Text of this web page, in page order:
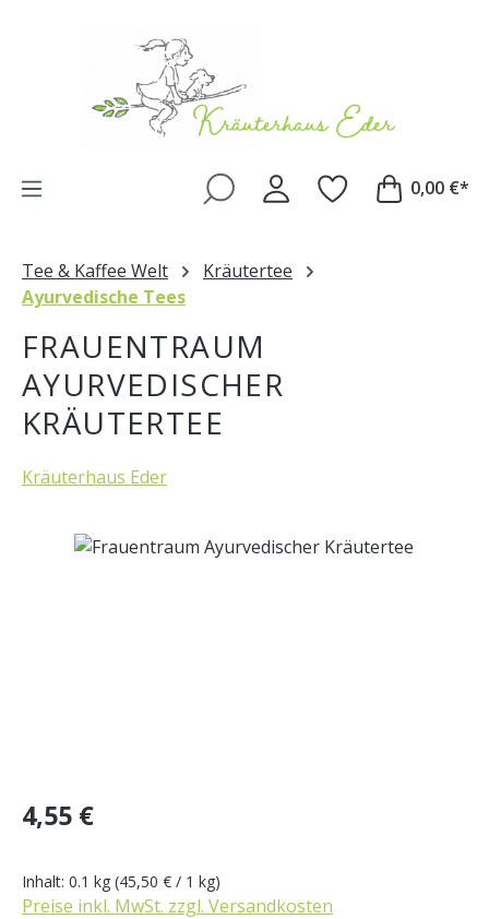
0,00 €*
Tee & Kaffee Welt
Kräutertee
Ayurvedische Tees
FRAUENTRAUM
AYURVEDISCHER
KRÄUTERTEE
Kräuterhaus Eder
Bildergalerie überspringen
Regulärer Preis:
4,55 €
Inhalt: 0.1 kg (45,50 € / 1 kg)
Preise inkl. MwSt. zzgl. Versandkosten